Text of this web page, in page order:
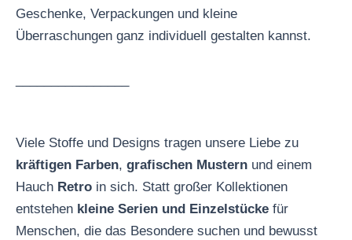
Geschenke, Verpackungen und kleine
Überraschungen ganz individuell gestalten kannst.
Viele Stoffe und Designs tragen unsere Liebe zu
kräftigen Farben, grafischen Mustern und einem
Hauch Retro in sich. Statt großer Kollektionen
entstehen kleine Serien und Einzelstücke für
Menschen, die das Besondere suchen und bewusst